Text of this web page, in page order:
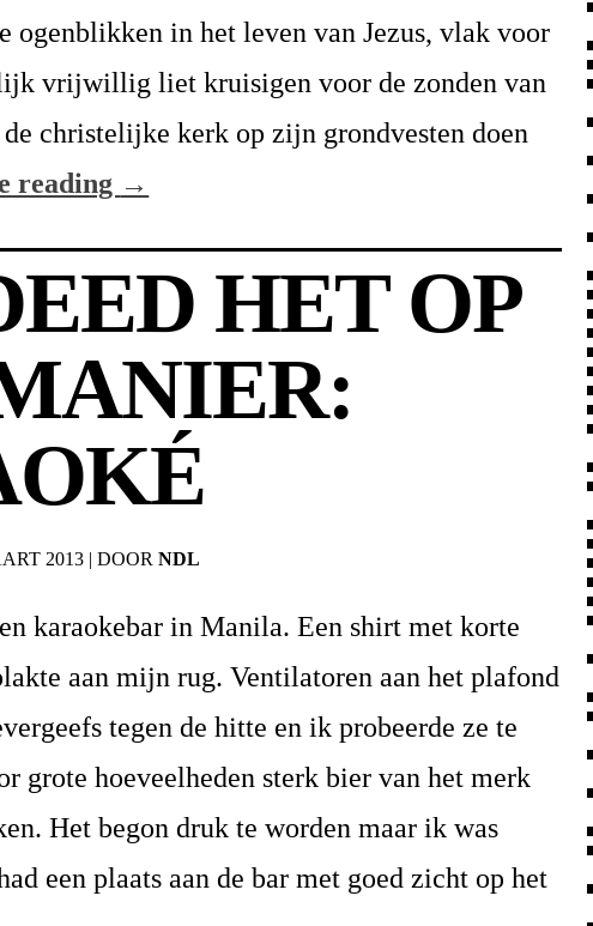
ogenblikken in het leven van Jezus, vlak voor
vrijwillig liet kruisigen voor de zonden van
christelijke kerk op zijn grondvesten doen
reading →
HET OP
2013 |DOOR NDL
karaokebar in Manila. Een shirt met korte
aan mijn rug. Ventilatoren aan het plafond
tegen de hitte en ik probeerde ze te
grote hoeveelheden sterk bier van het merk
Het begon druk te worden maar ik was
een plaats aan de bar met goed zicht op het